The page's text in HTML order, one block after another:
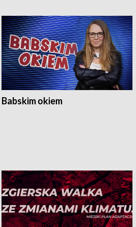
Babskim okiem